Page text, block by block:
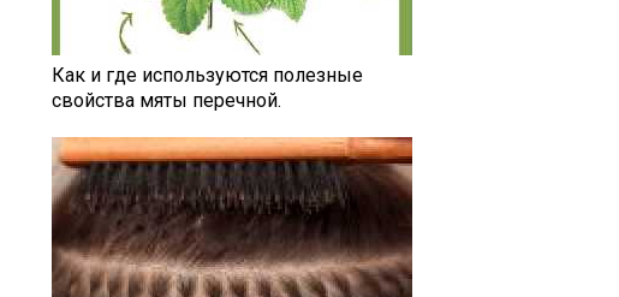
Как и где используются полезные
свойства мяты перечной.